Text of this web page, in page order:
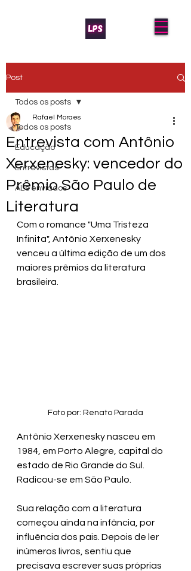
Post
Todos os posts
Educação
Entrevistas
AL's enviados
Todos os posts
Entrevista com Antônio
Xerxenesky: vencedor do
Prêmio São Paulo de
Literatura
Rafael Moraes
Com o romance "Uma Tristeza
Infinita", Antônio Xerxenesky
venceu a última edição de um dos
maiores prêmios da literatura
brasileira.
Foto por: Renato Parada
Antônio Xerxenesky nasceu em
1984, em Porto Alegre, capital do
estado de Rio Grande do Sul.
Radicou-se em São Paulo.
Sua relação com a literatura
começou ainda na infância, por
influência dos pais. Depois de ler
inúmeros livros, sentiu que
precisava escrever suas próprias